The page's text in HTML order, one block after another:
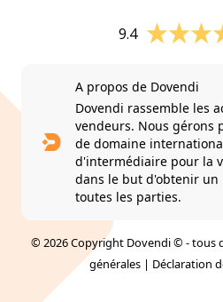
9.4
A propos de Dovendi
Dovendi rassemble les
vendeurs. Nous gérons
de domaine
d'intermédiaire pour la
dans le but d'obtenir un
toutes les parties.
© 2026 Copyright Dovendi © - tous
générales | Déclaration